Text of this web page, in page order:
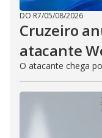
DO R7/05/08/2026
Cruzeiro
atacante
O atacante chega